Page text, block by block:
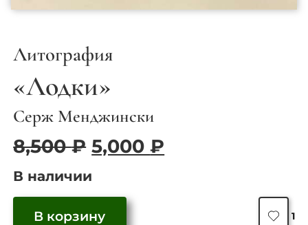
Литография
«Лодки»
Серж Менджински
8,500₽ Первоначальная
составляла
8,500 ₽.
5,000₽
В наличии
В корзину 1